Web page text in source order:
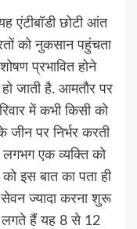
एंटीबॉडी छोटी आंत
को नुकसान पहुंचता
प्रभावित होने
जाती है. आमतौर पर
में कभी किसी को
जीन पर निर्भर करती
लगभग एक व्यक्ति को
इस बात का पता ही
ज्यादा करना शुरू
लगते हैं यह 8 से 12